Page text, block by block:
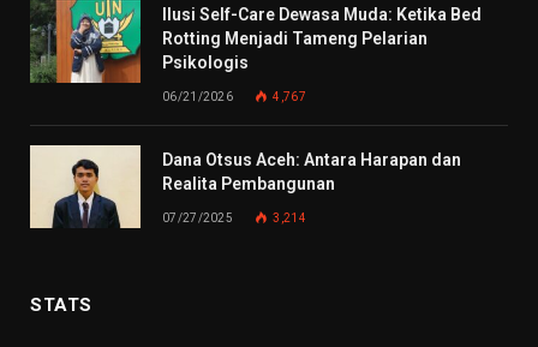
Ilusi Self-Care Dewasa Muda: Ketika Bed
Rotting Menjadi Tameng Pelarian
Psikologis
06/21/2026 4,767
Dana Otsus Aceh: Antara Harapan dan
Realita Pembangunan
07/27/2025 3,214
STATS